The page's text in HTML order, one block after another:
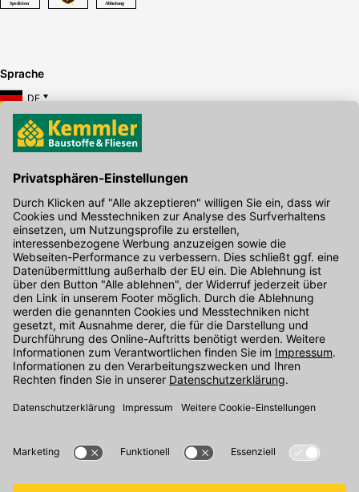
Sprache
DE
Hier gibt's die kostenlose App
Kontakt
Unser Onlineshop Team ist montags bis freitags von 08:00 - 17:00
Uhr unter der Telefonnummer07071 / 151-151für Sie erreichbar.
Alternativ können Sie unser Kontaktformular nutzen.
Den Kontakt direkt in unsere Niederlassungen finden Sie